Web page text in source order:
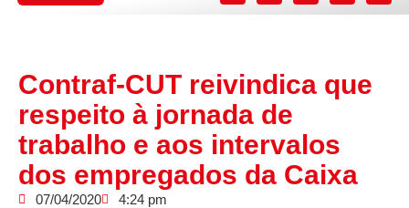
Contraf-CUT reivindica que
respeito à jornada de
trabalho e aos intervalos
dos empregados da Caixa
07/04/2020 4:24 pm